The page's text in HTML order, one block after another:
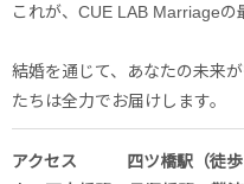
これが、CUE LAB Marriageの
結婚を通じて、あなたの未来
たちは全力でお届けします。
アクセス 四ツ橋駅（徒歩１